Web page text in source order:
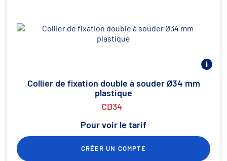
Collier de fixation double à souder Ø34 mm
plastique
CD34
Pour voir le tarif
CRÉER UN COMPTE